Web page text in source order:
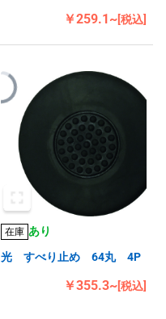
￥259.1~[税込]
在庫 あり
光 すべり止め 64丸 4P
￥355.3~[税込]